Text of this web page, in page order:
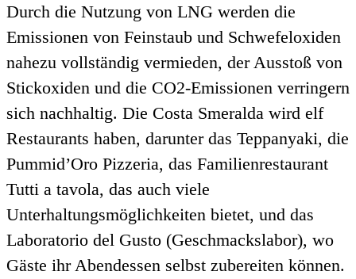
Durch die Nutzung von LNG werden die
Emissionen von Feinstaub und Schwefeloxiden
nahezu vollständig vermieden, der Ausstoß von
Stickoxiden und die CO2-Emissionen verringern
sich nachhaltig. Die Costa Smeralda wird elf
Restaurants haben, darunter das Teppanyaki, die
Pummid’Oro Pizzeria, das Familienrestaurant
Tutti a tavola, das auch viele
Unterhaltungsmöglichkeiten bietet, und das
Laboratorio del Gusto (Geschmackslabor), wo
Gäste ihr Abendessen selbst zubereiten können.